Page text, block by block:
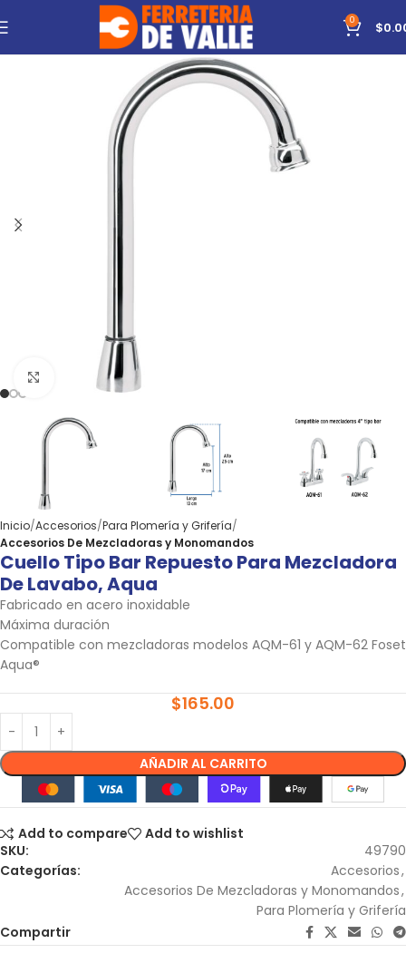
0 $
Click to enlarge
Inicio Accesorios Para Plomería y Grifería
Accesorios De Mezcladoras y Monomandos
Cuello Tipo Bar Repuesto Para Mezcladora
De Lavabo, Aqua
Fabricado en acero inoxidable
Máxima duración
Compatible con mezcladoras modelos AQM-61 y AQM-62 Foset
Aqua®
$165.00
AÑADIR AL CARRITO
Add to compare
Add to wishlist
SKU:
49790
Categorías:
Accesorios,
Accesorios De Mezcladoras y Monomandos,
Para Plomería y Grifería
Compartir